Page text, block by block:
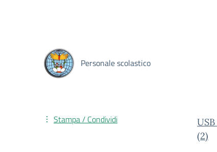
Personale scolastico
(2)
Stampa / Condividi